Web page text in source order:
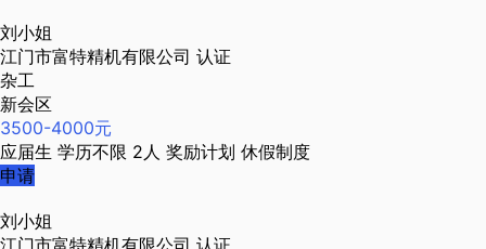
刘小姐
江门市富特精机有限公司 认证
杂工
新会区
3500-4000元
应届生 学历不限 2人 奖励计划 休假制度
申请
刘小姐